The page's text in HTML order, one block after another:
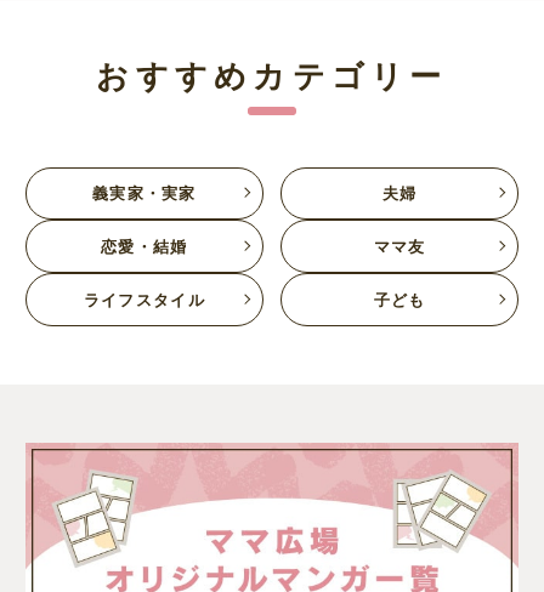
おすすめカテゴリー
義実家・実家 夫婦
恋愛・結婚 ママ友
ライフスタイル 子ども